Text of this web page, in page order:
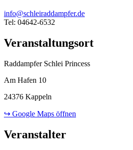
info@schleiraddampfer.de
Tel: 04642-6532
Veranstaltungsort
Raddampfer Schlei Princess
Am Hafen 10
24376 Kappeln
↪ Google Maps öffnen
Veranstalter